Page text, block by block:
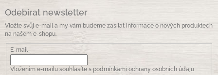
Odebírat newsletter
Vložte svůj e-mail a my vám budeme zasílat informace o nových produktech
na našem e-shopu.
E-mail
Vložením e-mailu souhlasíte s podmínkami ochrany osobních údajů